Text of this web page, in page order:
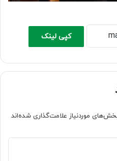
کپی لینک
موردنیاز علامت‌گذاری شده‌اند